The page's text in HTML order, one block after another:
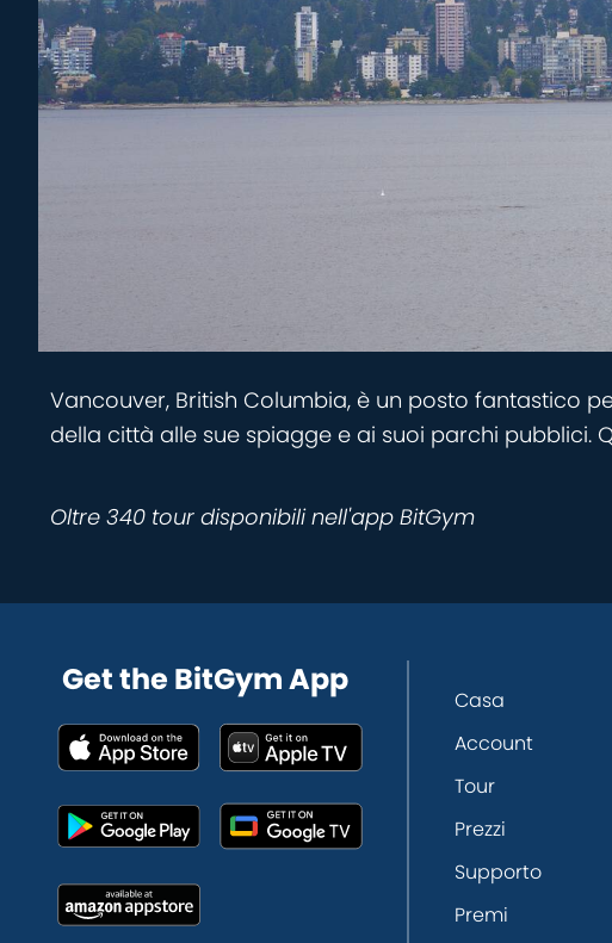
Vancouver, British Columbia, è un posto fantastico
della città alle sue spiagge e ai suoi parchi pubblici.
Oltre 340 tour disponibili nell'app BitGym
Get the BitGym App
Casa
Account
Tour
Prezzi
Supporto
Premi